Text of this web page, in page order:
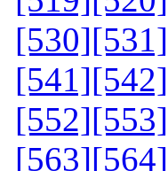
[530][531]
[541][542]
[552][553]
[563][564]